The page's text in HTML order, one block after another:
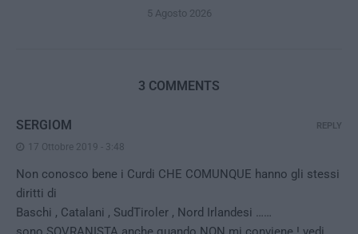
5 Agosto 2026
3 COMMENTS
SERGIOM
17 Ottobre 2019 - 3:48
Non conosco bene i Curdi CHE COMUNQUE hanno gli stessi
diritti di
Baschi , Catalani , SudTiroler , Nord Irlandesi ……
REPLY